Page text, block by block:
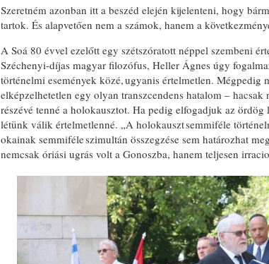
Szeretném azonban itt a beszéd elején kijelenteni, hogy
tartok. És alapvetően nem a számok, hanem a
A Soá 80 évvel ezelőtt egy szétszóratott néppel szembeni
Széchenyi-díjas magyar filozófus, Heller Ágnes úgy
történelmi események közé, ugyanis értelmetlen.
elképzelhetetlen egy olyan transzcendens hatalom –
részévé tenné a holokausztot. Ha pedig elfogadjuk az
létünk válik értelmetlenné. „A holokauszt semmiféle
okainak semmiféle szimultán összegzése sem határozhat
nemcsak óriási ugrás volt a Gonoszba, hanem teljesen